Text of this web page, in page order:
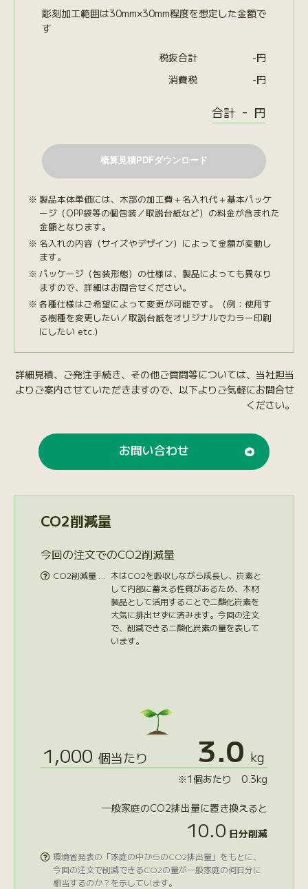
彫刻加工範囲は30mm×30mm程度を想定した金額で
す
税抜合計 -円
消費税
-円
合計 - 円
製品本体単価には、木部の加工費＋名入れ代＋基本パッケ
ージ（OPP袋等の個包装／取説台紙など）の料金が含まれた
金額となります。
名入れの内容（サイズやデザイン）によって金額が変動し
ます。
パッケージ（包装形態）の仕様は、製品によっても異なり
ますので、詳細はお問合せください。
各種仕様はご希望によって変更が可能です。（例：使用す
る樹種を変更したい／取説台紙をオリジナルでカラー印刷
にしたい etc.）
詳細見積、ご発注手続き、その他ご質問等については、当社担当
よりご案内させていただきますので、以下よりご気軽にお問合せ
ください。
お問い合わせ
CO2削減量
今回の注文でのCO2削減量
 CO2削減量 …
木はCO2を吸収しながら成長し、炭素と
して内部に蓄える性質があるため、木材
製品として活用することで二酸化炭素を
大気に排出せずに済みます。今回の注文
で、削減できる二酸化炭素の量を表して
います。
1,000 個当たり 3.0 kg
※1個あたり 0.3kg
一般家庭のCO2排出量に置き換えると
10.0 日分削減
 環境省発表の「家庭の中からのCO2排出量」をもとに、
今回の注文で削減できるCO2の量が一般家庭の何日分に
相当するのか？を示しています。